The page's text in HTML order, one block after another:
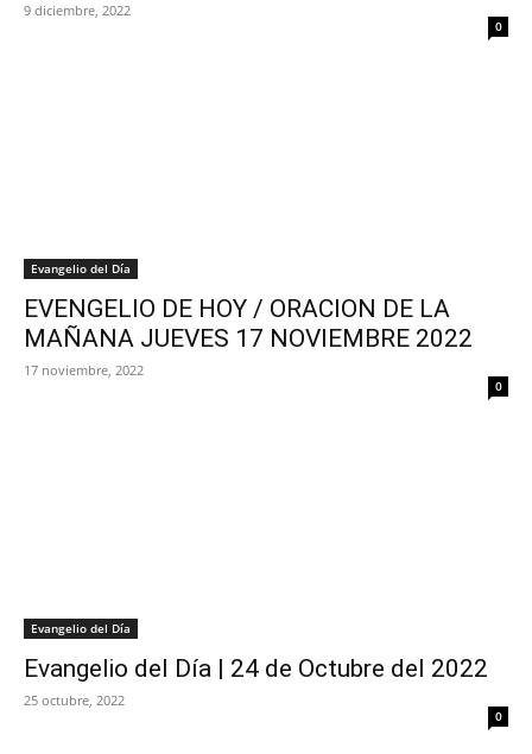
9 diciembre, 2022
0
Evangelio del Día
EVENGELIO DE HOY / ORACION DE LA
MAÑANA JUEVES 17 NOVIEMBRE 2022
17 noviembre, 2022
0
Evangelio del Día
Evangelio del Día | 24 de Octubre del 2022
25 octubre, 2022
0